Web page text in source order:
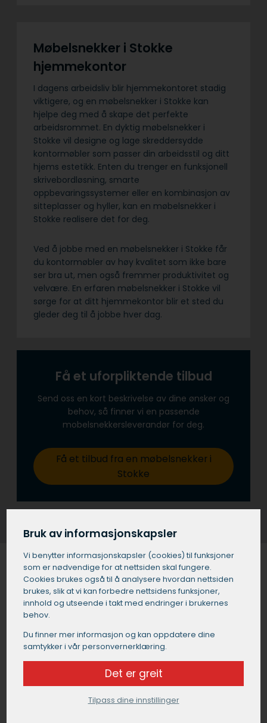
Møbelsnekker i Stokke
hjemmekontor
I dagens arbeidsliv blir hjemmekontoret stadig
viktigere, og en møbelsnekker i Stokke kan
hjelpe deg med å skape det perfekte
arbeidsrommet. En dyktig møbelsnekker i
Stokke vil designe og lage skreddersydde
kontormøbler som passer din arbeidsstil og ditt
hjems estetikk. Enten du trenger en funksjonell
skrivebordløsning, smarte
oppbevaringssystemer eller en kombinasjon av
sitteplasser og hyller, kan en møbelsnekker i
Stokke realisere det for deg.
Ved å jobbe med en møbelsnekker i Stokke får
du kontormøbler av høy kvalitet som ikke bare
ser bra ut, men også fremmer produktivitet og
velvære. En erfaren møbelsnekker i Stokke vil
sørge for at ditt hjemmekontor blir et sted du
gleder deg til å jobbe hver dag.
Få et uforpliktende tilbud
Send oss en kort beskrivelse av dine ønsker og
behov, så finner vi en passende
mobelsnekkersleverandør for deg.
Få et tilbud fra en møbelsnekker i
Stokke
Møbelsnekker i Stokke gjenbruk og
oppussing
Har du eldre møbler som trenger nytt liv? En
møbelsnekker i Stokke kan hjelpe deg med å puste nytt
liv i dine elskede møbler gjennom gjenbruk og
oppussing. En dyktig møbelsnekker i Stokke har
kunnskapen og ferdighetene til å transformere slitte
eller utdaterte møbler til vakre, funksjonelle stykker som
Bruk av informasjonskapsler
Vi benytter informasjons­kapsler (cookies) til funksjoner
som er nødvendige for at nettsiden skal fungere.
Cookies brukes også til å analysere hvordan nettsiden
brukes, slik at vi kan forbedre nettsidens funksjoner,
innhold og utseende i takt med endringer i brukernes
behov.
Du finner mer informasjon og kan oppdatere dine
samtykker i vår personvernerklæring.
Det er greit
Tilpass dine innstillinger